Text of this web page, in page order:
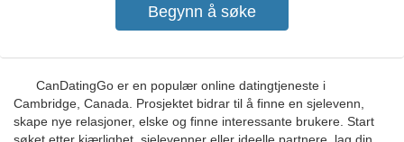
CanDatingGo er en populær online datingtjeneste i
Cambridge, Canada. Prosjektet bidrar til å finne en sjelevenn,
skape nye relasjoner, elske og finne interessante brukere. Start